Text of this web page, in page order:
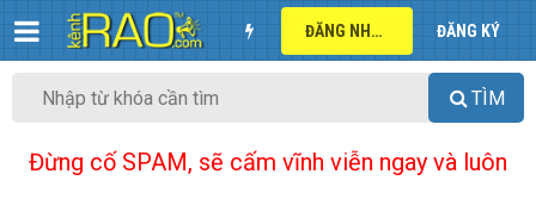
ĐĂNG NHẬP ĐĂNG KÝ
TÌM
Đừng cố SPAM, sẽ cấm vĩnh viễn ngay và luôn